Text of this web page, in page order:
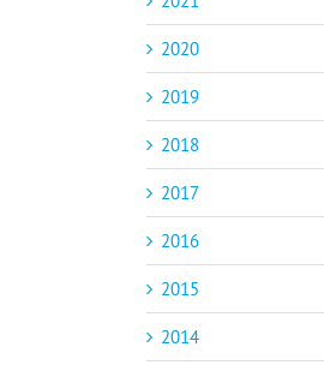
2020
2019
2018
2017
2016
2015
2014